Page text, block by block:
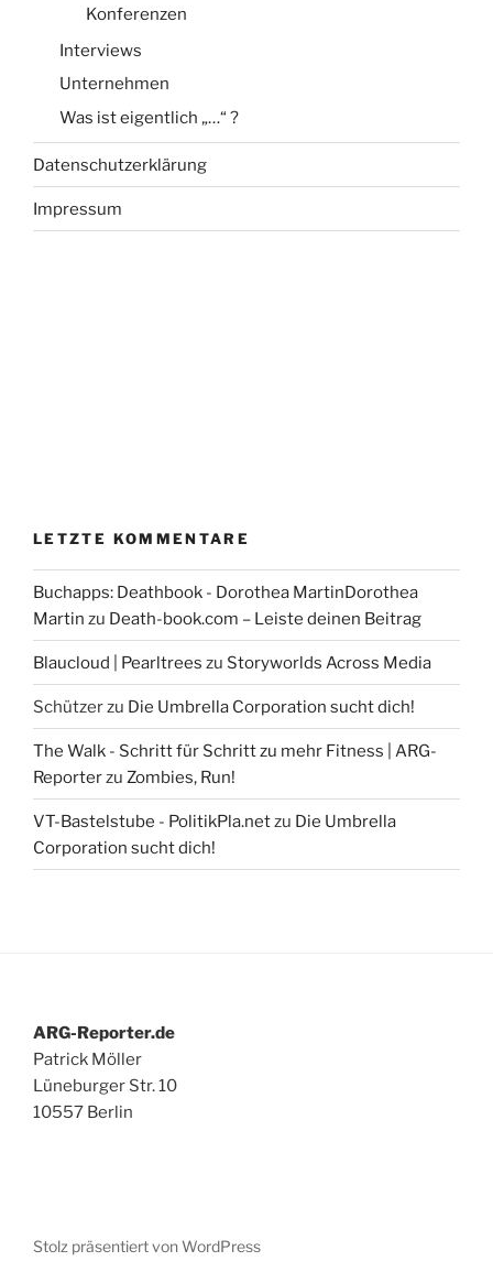
Konferenzen
Interviews
Unternehmen
Was ist eigentlich „…“ ?
Datenschutzerklärung
Impressum
LETZTE KOMMENTARE
Buchapps: Deathbook - Dorothea MartinDorothea
Martin zu Death-book.com – Leiste deinen Beitrag
Blaucloud | Pearltrees zu Storyworlds Across Media
Schützerzu Die Umbrella Corporation sucht dich!
The Walk - Schritt für Schritt zu mehr Fitness | ARG-
Reporterzu Zombies, Run!
VT-Bastelstube - PolitikPla.netzu Die Umbrella
Corporation sucht dich!
ARG-Reporter.de
Patrick Möller
Lüneburger Str. 10
10557 Berlin
Stolz präsentiert von WordPress